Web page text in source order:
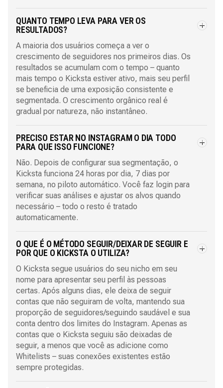
QUANTO TEMPO LEVA PARA VER OS
RESULTADOS?
A maioria dos usuários começa a ver o
crescimento de seguidores nos primeiros dias. Os
resultados se acumulam com o tempo – quanto
mais tempo o Kicksta estiver ativo, mais seu perfil
se beneficia de uma exposição consistente e
segmentada. O crescimento orgânico real é
gradual por natureza, não instantâneo.
PRECISO ESTAR NO INSTAGRAM O DIA TODO
PARA QUE ISSO FUNCIONE?
Não. Depois de configurar sua segmentação, o
Kicksta funciona 24 horas por dia, 7 dias por
semana, no piloto automático. Você faz login para
verificar suas análises e ajustar os alvos quando
necessário – todo o resto é tratado
automaticamente.
O QUE É O MÉTODO SEGUIR/DEIXAR DE SEGUIR E
POR QUE O KICKSTA O UTILIZA?
O Kicksta segue usuários do seu nicho em seu
nome para apresentar seu perfil às pessoas
certas. Após alguns dias, ele deixa de seguir
contas que não seguiram de volta, mantendo sua
proporção de seguidores/seguindo saudável e sua
conta dentro dos limites do Instagram. Apenas as
contas que o Kicksta seguiu são deixadas de
seguir, a menos que você as adicione como
Whitelists – suas conexões existentes estão
sempre protegidas.